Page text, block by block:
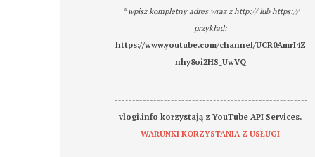
* wpisz kompletny adres wraz z http:// lub https://
przykład:
https://www.youtube.com/channel/UCR0AmrI4Z
nhy8oi2HS_UwVQ
-------------------------------------------------------
vlogi.info korzystają z YouTube API Services.
WARUNKI KORZYSTANIA Z USŁUGI